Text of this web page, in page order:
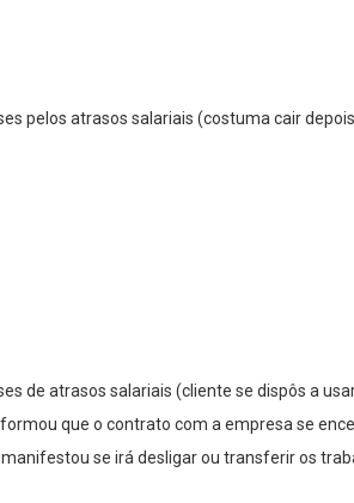
pelos atrasos salariais (costuma cair
de atrasos salariais (cliente se dispôs a
que o contrato com a empresa se
se irá desligar ou transferir os